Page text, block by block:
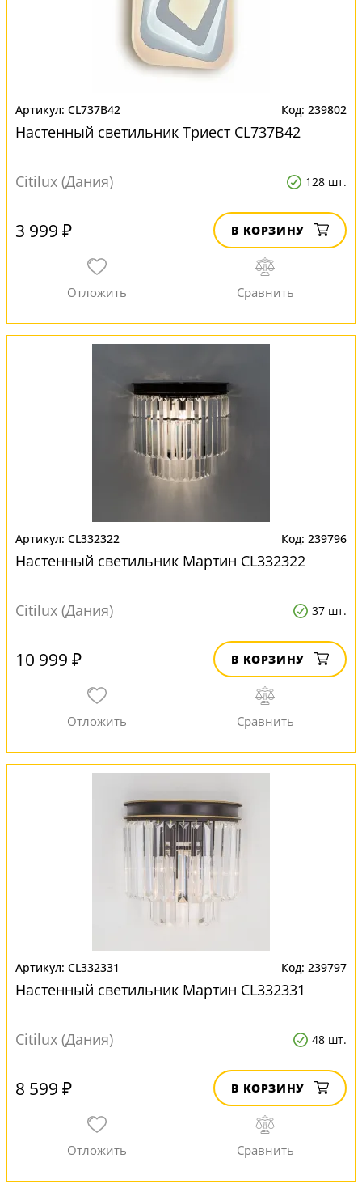
CL737B42 239802
Настенный светильник Триест CL737B42
Citilux (Дания) 128 шт.
3 999 ₽ В КОРЗИНУ
CL332322 239796
Настенный светильник Мартин CL332322
Citilux (Дания) 37 шт.
10 999 ₽ В КОРЗИНУ
CL332331 239797
Настенный светильник Мартин CL332331
Citilux (Дания) 48 шт.
8 599 ₽ В КОРЗИНУ